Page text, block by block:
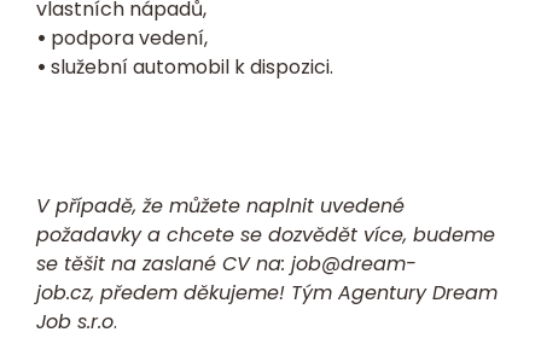
vlastních nápadů,
• podpora vedení,
• služební automobil k dispozici.
V případě, že můžete naplnit uvedené
požadavky a chcete se dozvědět více, budeme
se těšit na zaslané CVna: job@dream-
job.cz, předem děkujeme! Tým Agentury Dream
Job s.r.o.